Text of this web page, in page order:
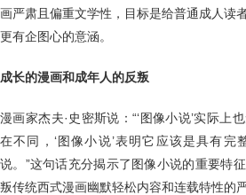
画严肃且偏重文学性，目标是给普通成人读
更有企图心的意涵。
成长的漫画和成年人的反叛
漫画家杰夫·史密斯说：“‘图像小说’实际上
在不同，‘图像小说’表明它应该是具有完
说。”这句话充分揭示了图像小说的重要特
叛传统西式漫画幽默轻松内容和连载特性的严